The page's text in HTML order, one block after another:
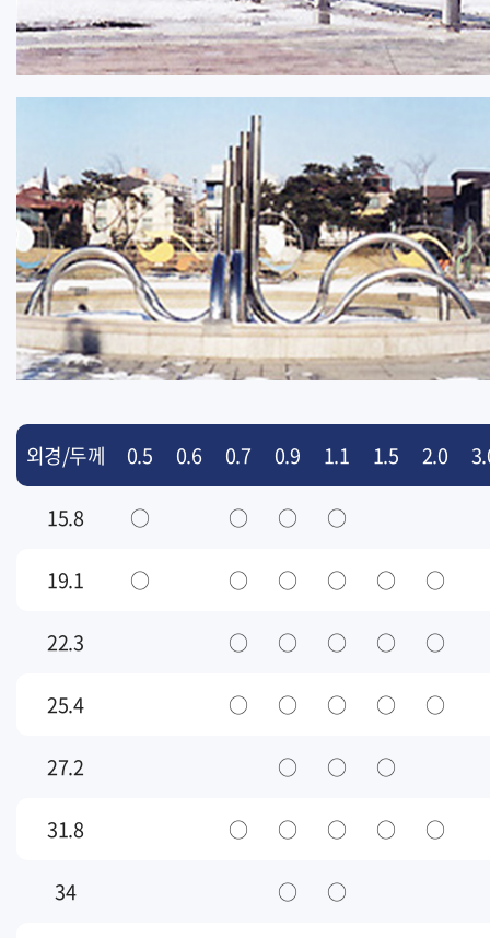
외경/두께 0.5 0.6 0.7 0.9 1.1 1.5 2.0
15.8 ○ ○ ○ ○
19.1 ○ ○ ○ ○ ○ ○
22.3 ○ ○ ○ ○ ○
25.4 ○ ○ ○ ○ ○
27.2 ○ ○ ○
31.8 ○ ○ ○ ○ ○
34 ○ ○